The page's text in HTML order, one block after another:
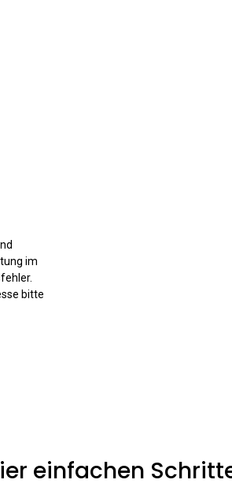
im
bitte
einfachen